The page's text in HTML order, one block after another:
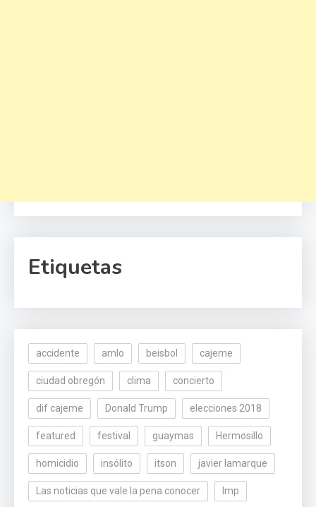
Etiquetas
accidente amlo beisbol cajeme
ciudad obregón clima concierto
dif cajeme Donald Trump elecciones 2018
featured festival guaymas Hermosillo
homicidio insólito itson javier lamarque
Las noticias que vale la pena conocer lmp